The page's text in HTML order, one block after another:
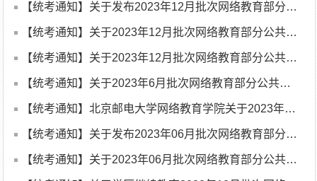
【统考通知】关于发布2023年12月批次网络教育部分公共基础课全国统一考试成绩的通知
【统考通知】关于2023年12月批次网络教育部分公共基础课统考工作安排的通知
【统考通知】关于2023年12月批次网络教育部分公共基础课统考在线考试考生注意事项
【统考通知】关于2023年6月批次网络教育部分公共基础课统考工作安排的通知
【统考通知】北京邮电大学网络教育学院关于2023年6月批次网络教育部分公共基础课统一考试违纪作弊情况的通报
【统考通知】关于发布2023年06月批次网络教育部分公共基础课全国统一考试成绩的通知
【统考通知】关于2023年06月批次网络教育部分公共基础课统考在线考试考生注意事项